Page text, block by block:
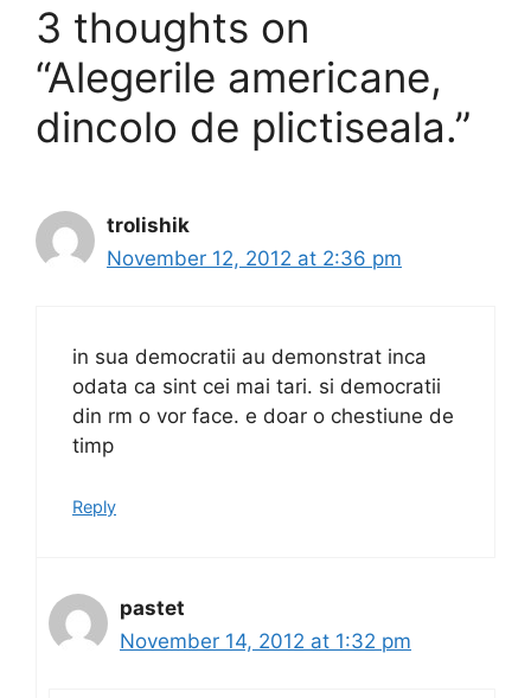
3 thoughts on
“Alegerile americane,
dincolo de plictiseala.”
trolishik
November 12, 2012 at 2:36 pm
in sua democratii au demonstrat inca
odata ca sint cei mai tari. si democratii
din rm o vor face. e doar o chestiune de
timp
Reply
pastet
November 14, 2012 at 1:32 pm